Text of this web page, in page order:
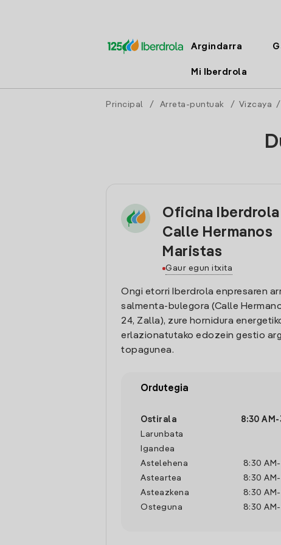
Argindarra
Mi Iberdrola
Principal / Arreta-puntuak / Vizcaya /
Oficina
Calle Hermanos
Maristas
Gaur egun itxita
Ongi etorri Iberdrola enpresaren
salmenta-bulegora (Calle
24, Zalla), zure hornidura
erlazionatutako edozein gestio
topagunea.
Ordutegia
Ostirala 8:30 AM -
Larunbata
Igandea
Astelehena
8:30 AM -
Asteartea
8:30 AM -
Asteazkena
8:30 AM -
Osteguna
8:30 AM -